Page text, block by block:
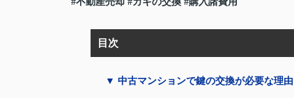
目次
▼ 中古マンションで鍵の交換が必要な理由